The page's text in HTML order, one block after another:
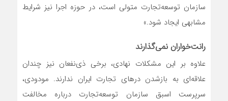
سازمان توسعه‌تجارت متولی است، در حوزه اجرا نیز شرایط
مشابهی ایجاد شود.»
رانت‌خواران نمی‌گذارند
علاوه بر این مشکلات نهادی، برخی ذی‌نفعان نیز چندان
علاقه‌‌‌‌‌ای به باز‌شدن درهای تجارت ایران ندارند. مودودی،
سرپرست اسبق سازمان توسعه‌تجارت درباره مخالفت